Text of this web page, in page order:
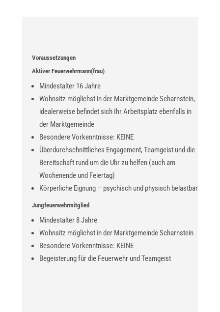
Voraussetzungen
Aktiver Feuerwehrmann(frau)
Mindestalter 16 Jahre
Wohnsitz möglichst in der Marktgemeinde Scharnstein,
idealerweise befindet sich Ihr Arbeitsplatz ebenfalls in
der Marktgemeinde
Besondere Vorkenntnisse: KEINE
Überdurchschnittliches Engagement, Teamgeist und die
Bereitschaft rund um die Uhr zu helfen (auch am
Wochenende und Feiertag)
Körperliche Eignung – psychisch und physisch belastbar
Jungfeuerwehrmitglied
Mindestalter 8 Jahre
Wohnsitz möglichst in der Marktgemeinde Scharnstein
Besondere Vorkenntnisse: KEINE
Begeisterung für die Feuerwehr und Teamgeist